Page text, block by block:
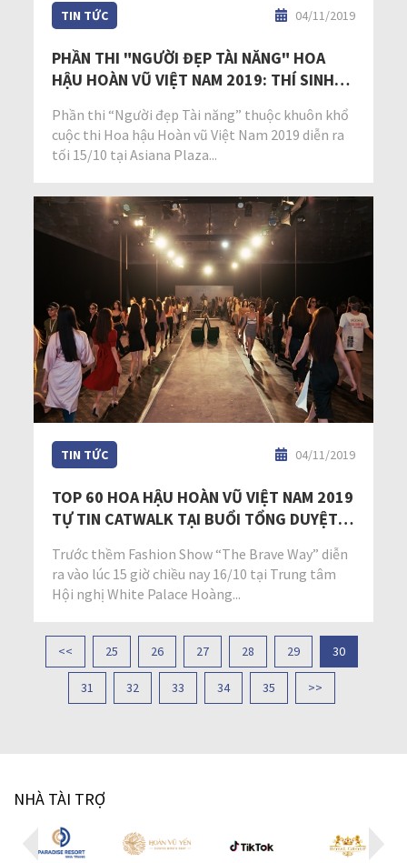
TIN TỨC 04/11/2019
PHẦN THI "NGƯỜI ĐẸP TÀI NĂNG" HOA
HẬU HOÀN VŨ VIỆT NAM 2019: THÍ SINH
Phần thi “Người đẹp Tài năng” thuộc khuôn khổ
cuộc thi Hoa hậu Hoàn vũ Việt Nam 2019 diễn ra
tối 15/10 tại Asiana Plaza...
TIN TỨC 04/11/2019
TOP 60 HOA HẬU HOÀN VŨ VIỆT NAM 2019
TỰ TIN CATWALK TẠI BUỔI TỔNG DUYỆT
Trước thềm Fashion Show “The Brave Way” diễn
ra vào lúc 15 giờ chiều nay 16/10 tại Trung tâm
Hội nghị White Palace Hoàng...
<< 25 26 27 28 29 30
31 32 33 34 35 >>
NHÀ TÀI TRỢ